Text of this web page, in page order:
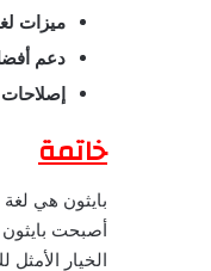
ميزات
دعم
إصلاحات
خاتمة
أصبحت
الخيار الأمثل